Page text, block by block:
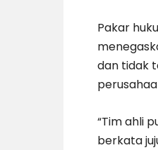
Pakar
dan tidak
“Tim ahli
berkata